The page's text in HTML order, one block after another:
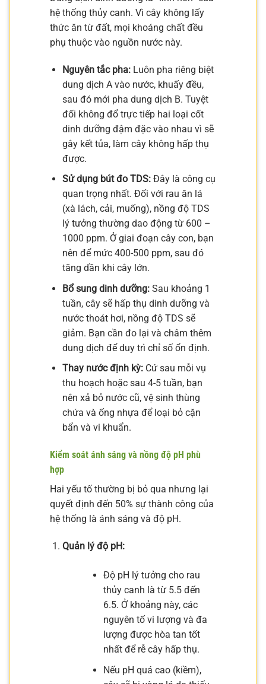
hệ thống thủy canh. Vì cây không lấy
thức ăn từ đất, mọi khoáng chất đều
phụ thuộc vào nguồn nước này.
Nguyên tắc pha:Luôn pha riêng biệt
dung dịch A vào nước, khuấy đều,
sau đó mới pha dung dịch B. Tuyệt
đối không đổ trực tiếp hai loại cốt
dinh dưỡng đậm đặc vào nhau vì sẽ
gây kết tủa, làm cây không hấp thụ
được.
Sử dụng bút đo TDS:Đây là công cụ
quan trọng nhất. Đối với rau ăn lá
(xà lách, cải, muống), nồng độ TDS
lý tưởng thường dao động từ 600 –
1000 ppm. Ở giai đoạn cây con, bạn
nên để mức 400-500 ppm, sau đó
tăng dần khi cây lớn.
Bổ sung dinh dưỡng:Sau khoảng 1
tuần, cây sẽ hấp thụ dinh dưỡng và
nước thoát hơi, nồng độ TDS sẽ
giảm. Bạn cần đo lại và châm thêm
dung dịch để duy trì chỉ số ổn định.
Thay nước định kỳ:Cứ sau mỗi vụ
thu hoạch hoặc sau 4-5 tuần, bạn
nên xả bỏ nước cũ, vệ sinh thùng
chứa và ống nhựa để loại bỏ cặn
bẩn và vi khuẩn.
Kiểm soát ánh sáng và nồng độ pH phù
hợp
Hai yếu tố thường bị bỏ qua nhưng lại
quyết định đến 50% sự thành công của
hệ thống là ánh sáng và độ pH.
Quản lý độ pH:
Độ pH lý tưởng cho rau
thủy canh là từ 5.5 đến
6.5. Ở khoảng này, các
nguyên tố vi lượng và đa
lượng được hòa tan tốt
nhất để rễ cây hấp thụ.
Nếu pH quá cao (kiềm),